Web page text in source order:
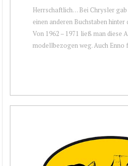
Herrschaftlich… Bei Chrysler gab
einen anderen Buchstaben
Von 1962 – 1971 ließ man diese
modellbezogen weg. Auch Enno